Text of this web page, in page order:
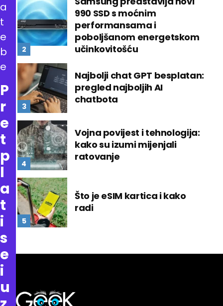
990 SSD s moćnim
performansama i
poboljšanom energetskom
učinkovitošću
Najbolji chat GPT besplatan:
pregled najboljih AI
chatbota
Vojna povijest i tehnologija:
kako su izumi mijenjali
ratovanje
Što je eSIM kartica i kako
radi
a
t
e
b
e
P
r
e
t
p
l
a
t
i
s
e
i
u